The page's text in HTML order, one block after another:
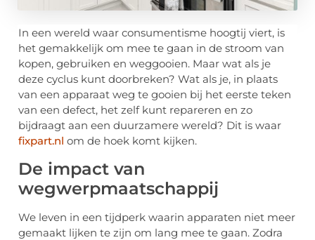
In een wereld waar consumentisme hoogtij viert, is
het gemakkelijk om mee te gaan in de stroom van
kopen, gebruiken en weggooien. Maar wat als je
deze cyclus kunt doorbreken? Wat als je, in plaats
van een apparaat weg te gooien bij het eerste teken
van een defect, het zelf kunt repareren en zo
bijdraagt aan een duurzamere wereld? Dit is waar
fixpart.nl om de hoek komt kijken.
De impact van
wegwerpmaatschappij
We leven in een tijdperk waarin apparaten niet meer
gemaakt lijken te zijn om lang mee te gaan. Zodra